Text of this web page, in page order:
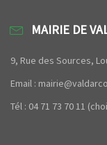
MAIRIE DE
9, Rue des Sources,
Email :
Tél : 04 71 73 70 11